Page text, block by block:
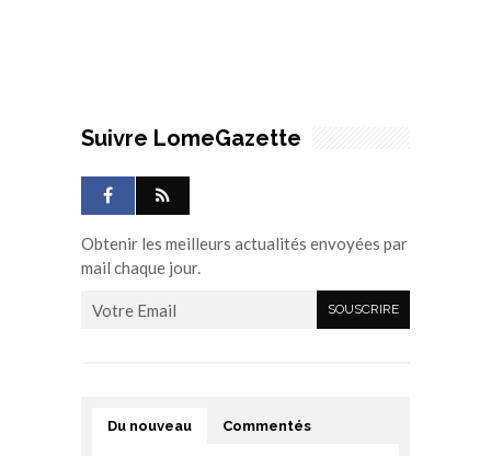
Suivre LomeGazette
Obtenir les meilleurs actualités envoyées par
mail chaque jour.
Du nouveau Commentés